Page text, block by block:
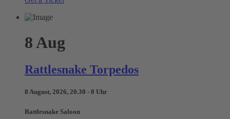
8 Aug
Rattlesnake Torpedos
8 August, 2026, 20.30 - 0 Uhr
Rattlesnake Saloon